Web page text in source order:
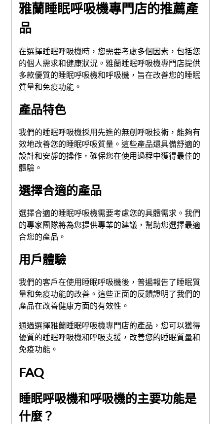
雅蘭睡眠呼吸機專門店的推薦產
品
在選擇睡眠呼吸機時，您需要考慮多個因素，包括您
的個人需求和健康狀況。雅蘭睡眠呼吸機專門店提供
多款優質的睡眠呼吸機和呼吸機，旨在改善您的睡眠
質量和免疫功能。
產品特色
我們的睡眠呼吸機採用先進的無創呼吸技術，能夠有
效地改善您的睡眠呼吸質量。這些產品還具備舒適的
設計和安靜的操作，確保您在使用過程中獲得最佳的
體驗。
選擇合適的產品
選擇合適的睡眠呼吸機需要考慮您的具體需求。我們
的專家團隊將為您提供專業的建議，幫助您選擇最適
合您的產品。
用戶體驗
我們的客戶在使用睡眠呼吸機後，普遍報告了睡眠質
量和免疫功能的改善。這些正面的反饋證明了我們的
產品在改善健康方面的有效性。
通過選擇雅蘭睡眠呼吸機專門店的產品，您可以獲得
優質的睡眠呼吸機和呼吸支援，改善您的睡眠質量和
免疫功能。
FAQ
睡眠呼吸機和呼吸機的主要功能是
什麼？